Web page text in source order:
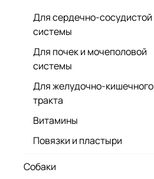
Для сердечно-сосудистой
системы
Для почек и мочеполовой
системы
Для желудочно-кишечного
тракта
Витамины
Повязки и пластыри
Собаки